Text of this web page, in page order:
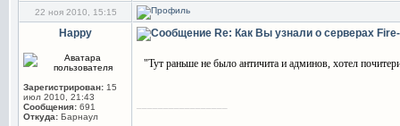
22 ноя 2010, 15:15
Happy
Зарегистрирован: 15
июл 2010, 21:43
Сообщения: 691
Откуда: Барнаул
Re: Как Вы узнали о серверах
"Тут раньше не было античита и админов, хотел